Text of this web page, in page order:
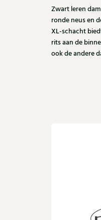
Zwart leren
ronde neus en
XL-schacht
rits aan de
ook de andere